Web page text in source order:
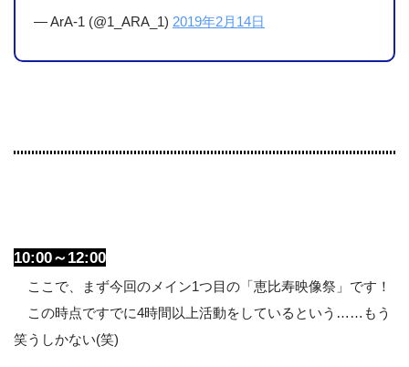
— ArA-1 (@1_ARA_1) 2019年2月14日
10:00～12:00
ここで、まず今回のメイン1つ目の「恵比寿映像祭」です！
この時点ですでに4時間以上活動をしているという……もう
笑うしかない(笑)